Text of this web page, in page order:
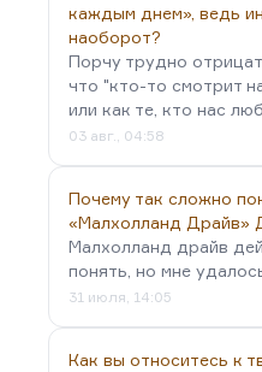
каждым днем», ведь
наоборот?
Порчу трудно
что "кто-то смотрит
или как те, кто нас
03 авг., 04:58
Почему так сложно
«Малхолланд Драйв»
Малхолланд драйв
понять, но мне
31 июля, 14:05
Как вы относитесь к